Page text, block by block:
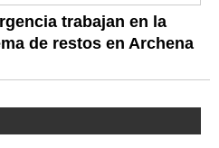
trabajan en la
de restos en Archena